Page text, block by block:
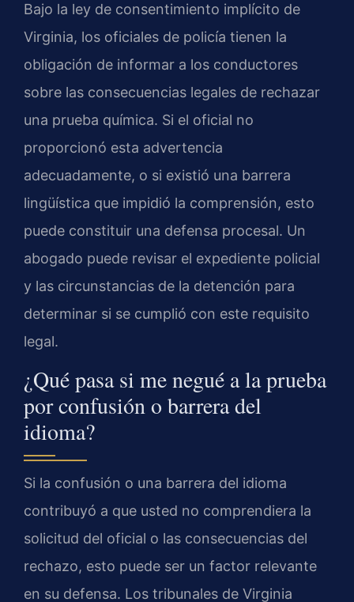
Bajo la ley de consentimiento implícito de
Virginia, los oficiales de policía tienen la
obligación de informar a los conductores
sobre las consecuencias legales de rechazar
una prueba química. Si el oficial no
proporcionó esta advertencia
adecuadamente, o si existió una barrera
lingüística que impidió la comprensión, esto
puede constituir una defensa procesal. Un
abogado puede revisar el expediente policial
y las circunstancias de la detención para
determinar si se cumplió con este requisito
legal.
¿Qué pasa si me negué a la prueba
por confusión o barrera del
idioma?
Si la confusión o una barrera del idioma
contribuyó a que usted no comprendiera la
solicitud del oficial o las consecuencias del
rechazo, esto puede ser un factor relevante
en su defensa. Los tribunales de Virginia